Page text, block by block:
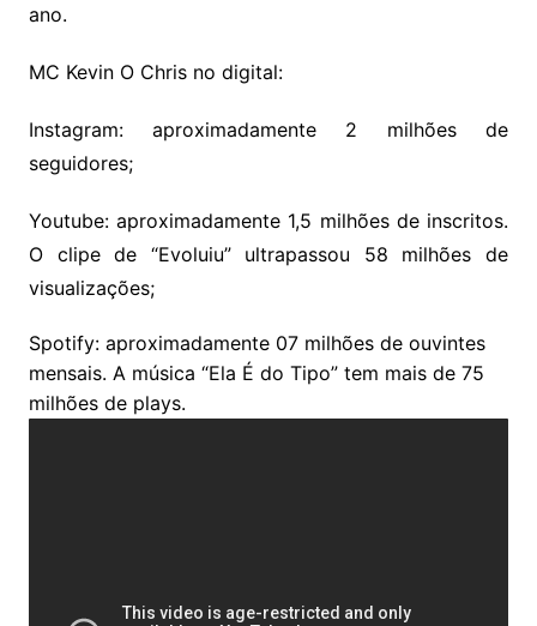
ano.
MC Kevin O Chris no digital:
Instagram: aproximadamente 2 milhões de
seguidores;
Youtube: aproximadamente 1,5 milhões de inscritos.
O clipe de “Evoluiu” ultrapassou 58 milhões de
visualizações;
Spotify: aproximadamente 07 milhões de ouvintes
mensais. A música “Ela É do Tipo” tem mais de 75
milhões de plays.